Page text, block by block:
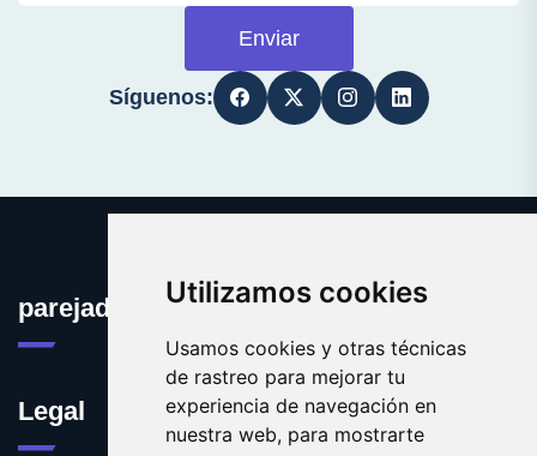
Utilizamos cookies
Usamos cookies y otras técnicas
de rastreo para mejorar tu
experiencia de navegación en
nuestra web, para mostrarte
Enviar
Síguenos:
parejadehecho.es
Legal